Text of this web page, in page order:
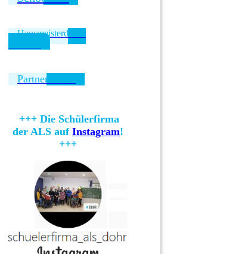
Hausmeisterdienst
Partnerschule
+++ Die Schülerfirma
der ALS auf Instagram!
+++